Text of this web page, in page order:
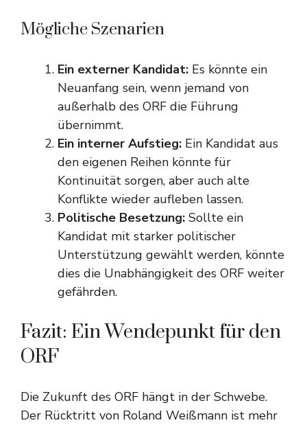
Mögliche Szenarien
Ein externer Kandidat: Es könnte ein
Neuanfang sein, wenn jemand von
außerhalb des ORF die Führung
übernimmt.
Ein interner Aufstieg: Ein Kandidat aus
den eigenen Reihen könnte für
Kontinuität sorgen, aber auch alte
Konflikte wieder aufleben lassen.
Politische Besetzung: Sollte ein
Kandidat mit starker politischer
Unterstützung gewählt werden, könnte
dies die Unabhängigkeit des ORF weiter
gefährden.
Fazit: Ein Wendepunkt für den
ORF
Die Zukunft des ORF hängt in der Schwebe.
Der Rücktritt von Roland Weißmann ist mehr